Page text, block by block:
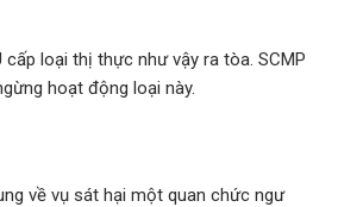
loại thị thực như vậy ra tòa. SCMP
hoạt động loại này.
về vụ sát hại một quan chức ngư